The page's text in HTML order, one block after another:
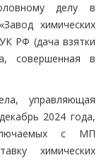
делу в
химических
РФ (дача взятки
совершенная в
управляющая
2024 года,
с МП
химических